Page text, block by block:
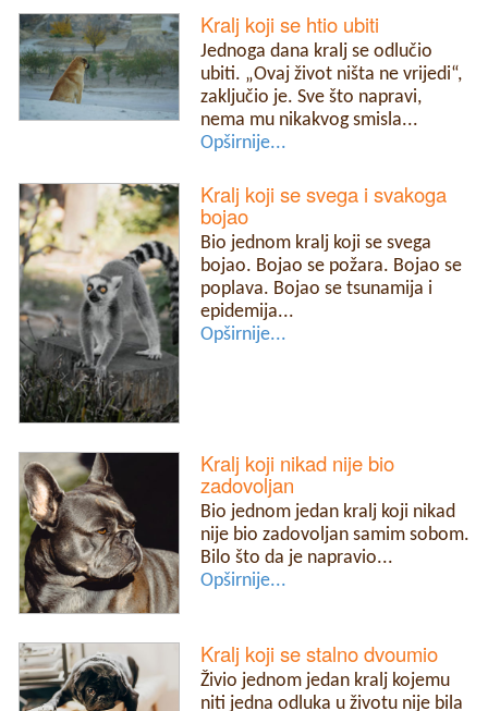
Kralj koji se htio ubiti
Jednoga dana kralj se odlučio
ubiti. „Ovaj život ništa ne vrijedi“,
zaključio je. Sve što napravi,
nema mu nikakvog smisla...
Opširnije...
Kralj koji se svega i svakoga
bojao
Bio jednom kralj koji se svega
bojao. Bojao se požara. Bojao se
poplava. Bojao se tsunamija i
epidemija...
Opširnije...
Kralj koji nikad nije bio
zadovoljan
Bio jednom jedan kralj koji nikad
nije bio zadovoljan samim sobom.
Bilo što da je napravio...
Opširnije...
Kralj koji se stalno dvoumio
Živio jednom jedan kralj kojemu
niti jedna odluka u životu nije bila